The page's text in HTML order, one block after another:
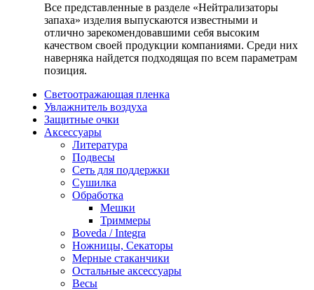
Все представленные в разделе «Нейтрализаторы
запаха» изделия выпускаются известными и
отлично зарекомендовавшими себя высоким
качеством своей продукции компаниями. Среди них
наверняка найдется подходящая по всем параметрам
позиция.
Светоотражающая пленка
Увлажнитель воздуха
Защитные очки
Аксессуары
Литература
Подвесы
Сеть для поддержки
Сушилка
Обработка
Мешки
Триммеры
Boveda / Integra
Ножницы, Секаторы
Мерные стаканчики
Остальные аксессуары
Весы